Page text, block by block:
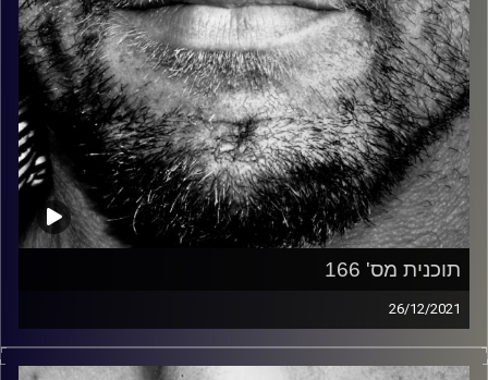
תוכנית מס' 166
26/12/2021
זיפים, מוזיקה מחוספסת של הופעות חיות. הרבה ג'אם, רוק,
בלוז, bluegrass, ג'אז, Fאנק, פרוגרסיב ואפילו אלקטרוניקה.